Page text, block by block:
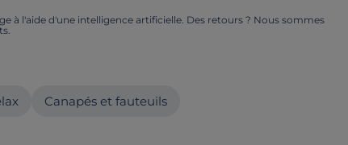
à l'aide d'une intelligence artificielle. Des retours ? Nous sommes
Canapés et fauteuils